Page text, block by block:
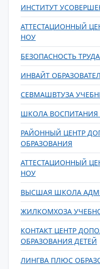
ИНСТИТУТ
АТТЕСТАЦИОННЫЙ
НОУ
БЕЗОПАСНОСТЬ
ИНВАЙТ
СЕВМАШВТУЗА
ШКОЛА ВОСПИТАНИЯ
РАЙОННЫЙ ЦЕНТР
ОБРАЗОВАНИЯ
АТТЕСТАЦИОННЫЙ
НОУ
ВЫСШАЯ ШКОЛА
ЖИЛКОМХОЗА
КОНТАКТ ЦЕНТР
ОБРАЗОВАНИЯ ДЕТЕЙ
ЛИНГВА ПЛЮС